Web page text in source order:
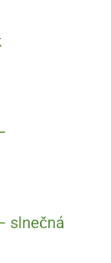
slnečná